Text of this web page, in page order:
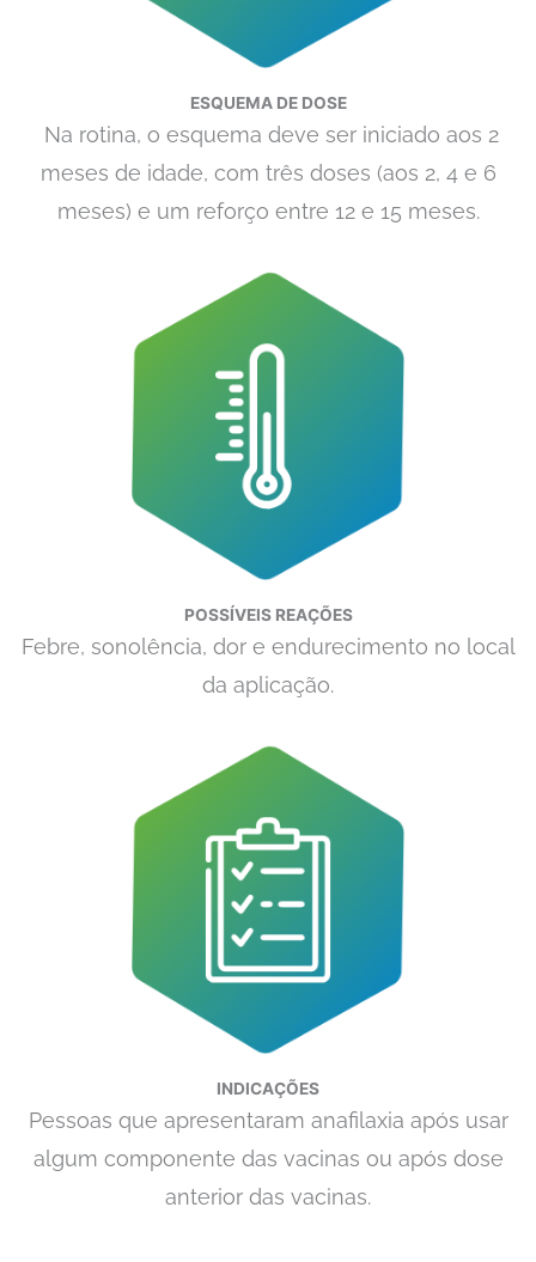
ESQUEMA DE DOSE
Na rotina, o esquema deve ser iniciado aos 2
meses de idade, com três doses (aos 2, 4 e 6
meses) e um reforço entre 12 e 15 meses.
POSSÍVEIS REAÇÕES
Febre, sonolência, dor e endurecimento no local
da aplicação.
INDICAÇÕES
Pessoas que apresentaram anafilaxia após usar
algum componente das vacinas ou após dose
anterior das vacinas.